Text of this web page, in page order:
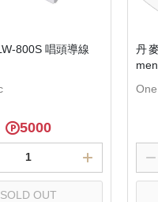
800S 唱頭導線
5000
SOLD OUT
丹